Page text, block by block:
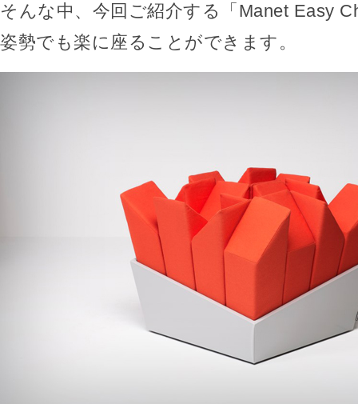
そんな中、今回ご紹介する「Manet Easy
姿勢でも楽に座ることができます。